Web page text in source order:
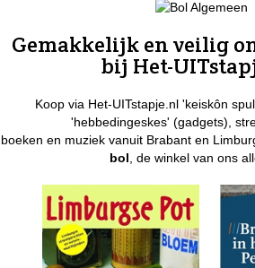
Gemakkelijk en veilig
bij Het-
Koop via Het-UITstapje.nl 'keiskôn
'hebbedingeskes' (gadgets),
boeken en muziek vanuit Brabant en
bol , de winkel van ons